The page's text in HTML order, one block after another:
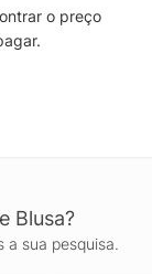
o preço
Blusa?
sua pesquisa.